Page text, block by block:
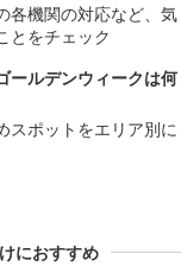
各機関の対応など、気
とをチェック
ールデンウィークは何
スポットをエリア別に
におすすめ